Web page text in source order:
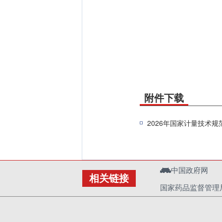
附件下载
2026年国家计量技术规
相关链接
中国政府网
国家药品监督管理